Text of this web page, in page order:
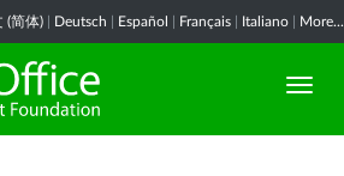
(简体) Deutsch Español Français Italiano More...